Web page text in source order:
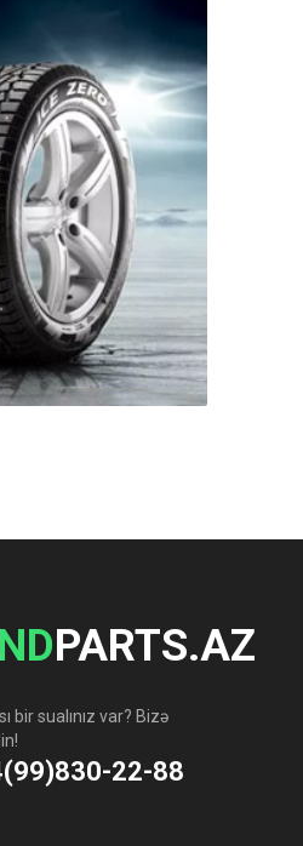
PARTS.AZ
bir sualınız var? Bizə
22-88